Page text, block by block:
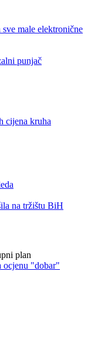
male elektronične
punjač
cijena kruha
na tržištu BiH
ocjenu "dobar"